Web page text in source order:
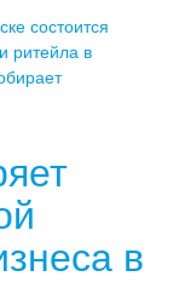
состоится
ритейла в
в